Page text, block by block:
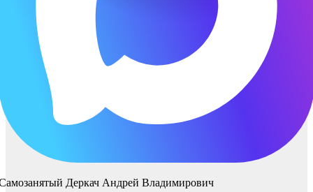
Деркач Андрей Владимирович